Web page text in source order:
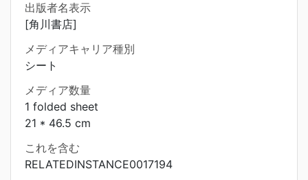
出版者名表示
[角川書店]
メディアキャリア種別
シート
メディア数量
1 folded sheet
21 * 46.5 cm
これを含む
RELATEDINSTANCE0017194